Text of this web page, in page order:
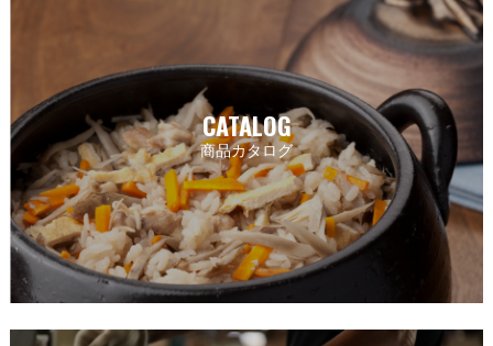
CATALOG
商品カタログ